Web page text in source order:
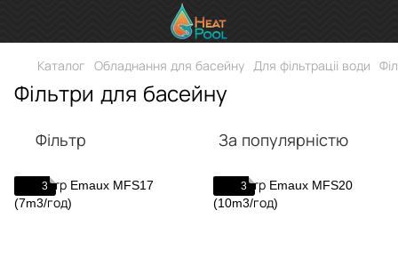
Каталог Обладнання для басейну Для фільтраціі води
Фільтри для басейну
Фільтр За популярністю
3 3